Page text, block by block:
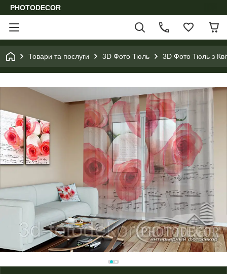
PHOTODECOR
Товари та послуги 3D Фото Тюль 3D Фото Тюль з